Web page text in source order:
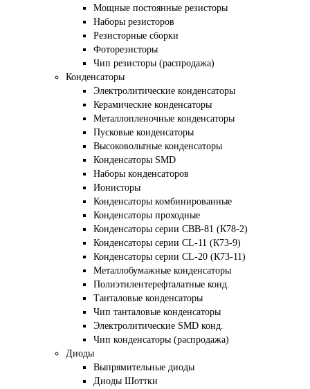
Мощные постоянные резисторы
Наборы резисторов
Резисторные сборки
Фоторезисторы
Чип резисторы (распродажа)
Конденсаторы
Электролитические конденсаторы
Керамические конденсаторы
Металлопленочные конденсаторы
Пусковые конденсаторы
Высоковольтные конденсаторы
Конденсаторы SMD
Наборы конденсаторов
Ионисторы
Конденсаторы комбинированные
Конденсаторы проходные
Конденсаторы серии CBB-81 (К78-2)
Конденсаторы серии CL-11 (К73-9)
Конденсаторы серии CL-20 (К73-11)
Металлобумажные конденсаторы
Полиэтилентерефталатные конд.
Танталовые конденсаторы
Чип танталовые конденсаторы
Электролитические SMD конд.
Чип конденсаторы (распродажа)
Диоды
Выпрямительные диоды
Диоды Шоттки